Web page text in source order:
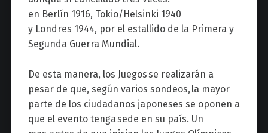
en Berlín 1916, Tokio/Helsinki 1940
y Londres 1944, por el estallido de la Primera y
Segunda Guerra Mundial.
De esta manera, los Juegos se realizarán a
pesar de que, según varios sondeos, la mayor
parte de los ciudadanos japoneses se oponen a
que el evento tenga sede en su país. Un